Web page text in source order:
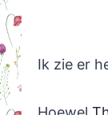
Ik zie er